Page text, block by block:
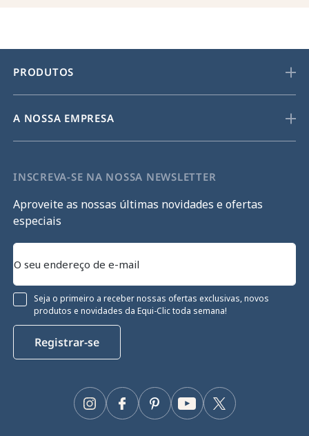
cookies
cookies para garantir o seu funcionamento
PRODUTOS
A NOSSA EMPRESA
INSCREVA-SE NA NOSSA NEWSLETTER
Aproveite as nossas últimas novidades e ofertas
especiais
Seja o primeiro a receber nossas ofertas exclusivas, novos
produtos e novidades da Equi-Clic toda semana!
Registrar-se
Facebook Twitter
YouTube
Pinterest
Instagram